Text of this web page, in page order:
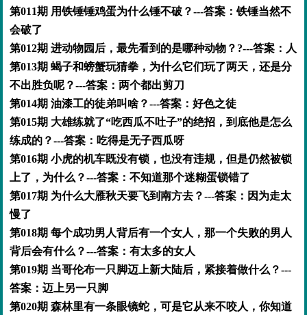
第011期 用铁锤锤鸡蛋为什么锤不破？---答案：铁锤当然不
会破了
第012期 进动物园后，最先看到的是哪种动物？?---答案：人
第013期 蝎子和螃蟹玩猜拳，为什么它们玩了两天，还是分
不出胜负呢？---答案：两个都出剪刀
第014期 油漆工的徒弟叫啥？---答案：好色之徒
第015期 大雄练就了“吃西瓜不吐子”的绝招，到底他是怎么
练成的？---答案：吃得是无子西瓜呀
第016期 小虎的机车既没有锁，也没有违规，但是仍然被锁
上了，为什么？---答案：不知道那个迷糊蛋锁错了
第017期 为什么大雁秋天要飞到南方去？---答案：因为走太
慢了
第018期 每个成功男人背后有一个女人，那一个失败的男人
背后会有什么？---答案：有太多的女人
第019期 当哥伦布一只脚迈上新大陆后，紧接着做什么？---
答案：迈上另一只脚
第020期 森林里有一条眼镜蛇，可是它从来不咬人，你知道